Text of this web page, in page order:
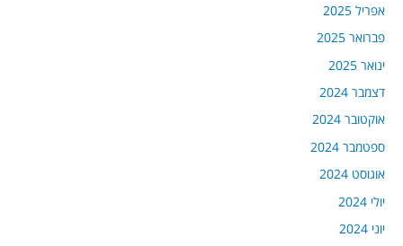
אפריל 2025
פברואר 2025
ינואר 2025
דצמבר 2024
אוקטובר 2024
ספטמבר 2024
אוגוסט 2024
יולי 2024
יוני 2024